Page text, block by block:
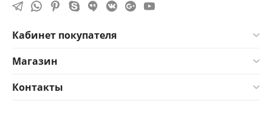
Кабинет покупателя
Магазин
Контакты